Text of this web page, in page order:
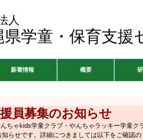
人
県学童・保育支援
新着情報 概要
援員募集のお知らせ
んちゃkids学童クラブ・やんちゃラッキー学童ク
知らせです。詳細につきましては以下をご確認